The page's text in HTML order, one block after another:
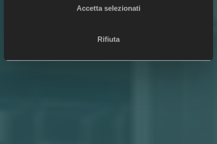
Accetta selezionati
Rifiuta